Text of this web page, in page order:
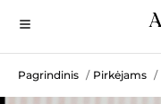
Pagrindinis / Pirkėjams /